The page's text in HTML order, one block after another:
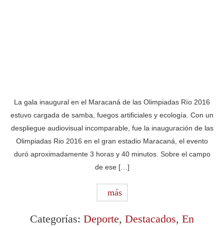
La gala inaugural en el Maracaná de las Olimpiadas Río 2016
estuvo cargada de samba, fuegos artificiales y ecología. Con un
despliegue audiovisual incomparable, fue la inauguración de las
Olimpiadas Rio 2016 en el gran estadio Maracaná, el evento
duró aproximadamente 3 horas y 40 minutos. Sobre el campo
de ese […]
más
Categorías: Deporte, Destacados, En